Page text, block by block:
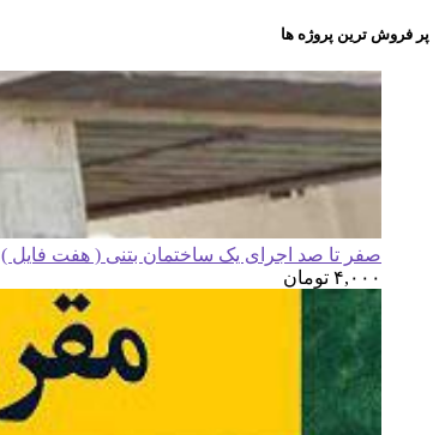
پر فروش ترین پروژه ها
صفر تا صد اجرای یک ساختمان بتنی ( هفت فایل )
۴,۰۰۰ تومان